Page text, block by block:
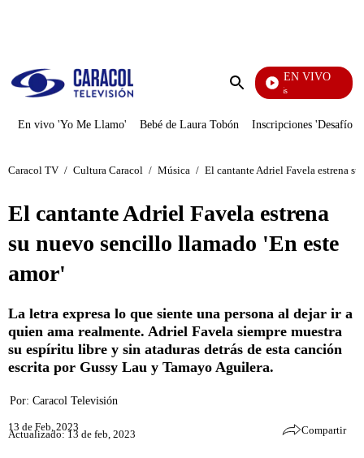
Enviar
EN VIVO
También Caerás
En vivo 'Yo Me Llamo' Bebé de Laura Tobón Inscripciones 'Desafío'
Caracol TV / Cultura Caracol / Música / El cantante Adriel Favela estrena
El cantante Adriel Favela estrena
su nuevo sencillo llamado 'En este
amor'
La letra expresa lo que siente una persona al dejar ir a
quien ama realmente. Adriel Favela siempre muestra
su espíritu libre y sin ataduras detrás de esta canción
escrita por Gussy Lau y Tamayo Aguilera.
Por: Caracol Televisión
13 de Feb, 2023
Actualizado: 13 de feb, 2023 Compartir